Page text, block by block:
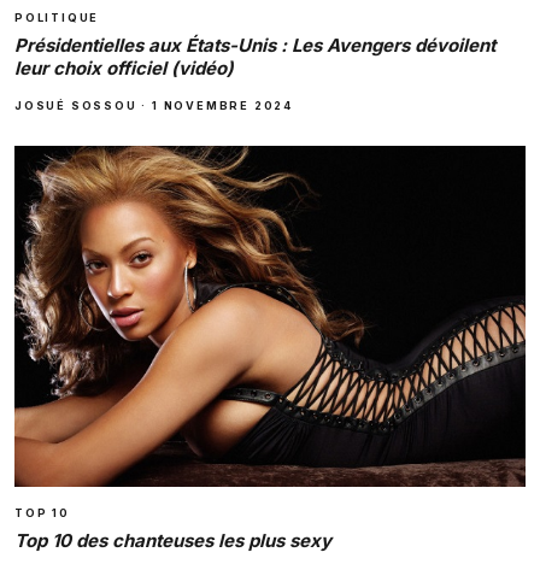
POLITIQUE
Présidentielles aux États-Unis : Les Avengers dévoilent
leur choix officiel (vidéo)
JOSUÉ SOSSOU ·1 NOVEMBRE 2024
TOP 10
Top 10 des chanteuses les plus sexy